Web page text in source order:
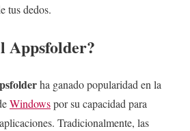
tus dedos.
Appsfolder?
ha ganado popularidad en la
Windowspor su capacidad para
Tradicionalmente, las